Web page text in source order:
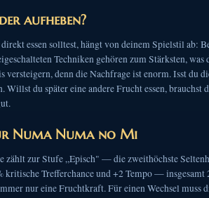
aufheben?
essen solltest, hängt von deinem Spielstil ab:
Techniken gehören zum Stärksten, was
versteigern, denn die Nachfrage ist enorm. Isst du
du später eine andere Frucht essen, brauchst
Numa Numa no Mi
zählt zur Stufe „Episch" — die zweithöchste
Trefferchance und +2 Tempo — insgesamt
nur eine Fruchtkraft. Für einen Wechsel